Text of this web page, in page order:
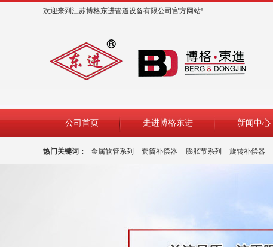
欢迎来到江苏博格东进管道设备有限公司官方网站!
公司首页 走进博格东进 新闻中心
热门关键词： 金属软管系列 套筒补偿器 膨胀节系列 旋转补偿器